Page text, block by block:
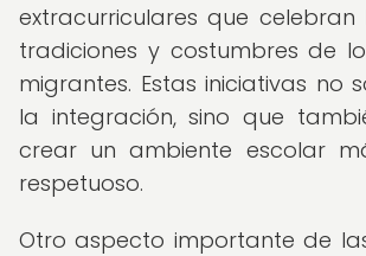
extracurriculares que celebran
tradiciones y costumbres de
migrantes. Estas iniciativas no
la integración, sino que
crear un ambiente escolar
respetuoso.
Otro aspecto importante de